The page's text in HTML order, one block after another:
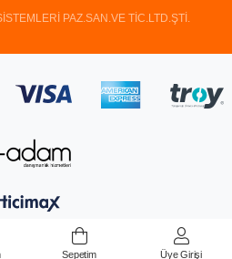
PAZ.SAN.VE TİC.LTD.ŞTİ.
Sepetim Üye Girişi